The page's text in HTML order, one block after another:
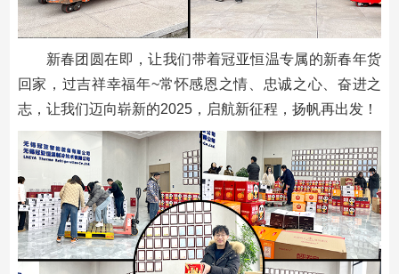
新春团圆在即，让我们带着冠亚恒温专属的新春年货
回家，过吉祥幸福年~常怀感恩之情、忠诚之心、奋进之
志，让我们迈向崭新的2025，启航新征程，扬帆再出发！